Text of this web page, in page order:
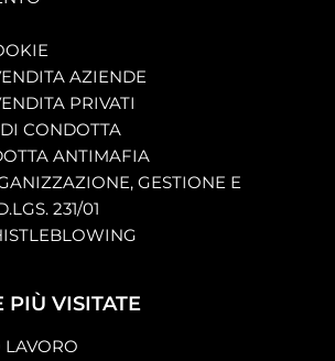
AZIENDE
PRIVATI
CONDOTTA
ANTIMAFIA
GESTIONE E
231/01
PIÙ VISITATE